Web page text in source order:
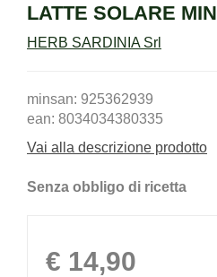
LATTE SOLARE
HERB SARDINIA Srl
minsan: 925362939
ean: 8034034380335
Vai alla descrizione prodotto
Senza obbligo di ricetta
Prezzo
€ 14,90